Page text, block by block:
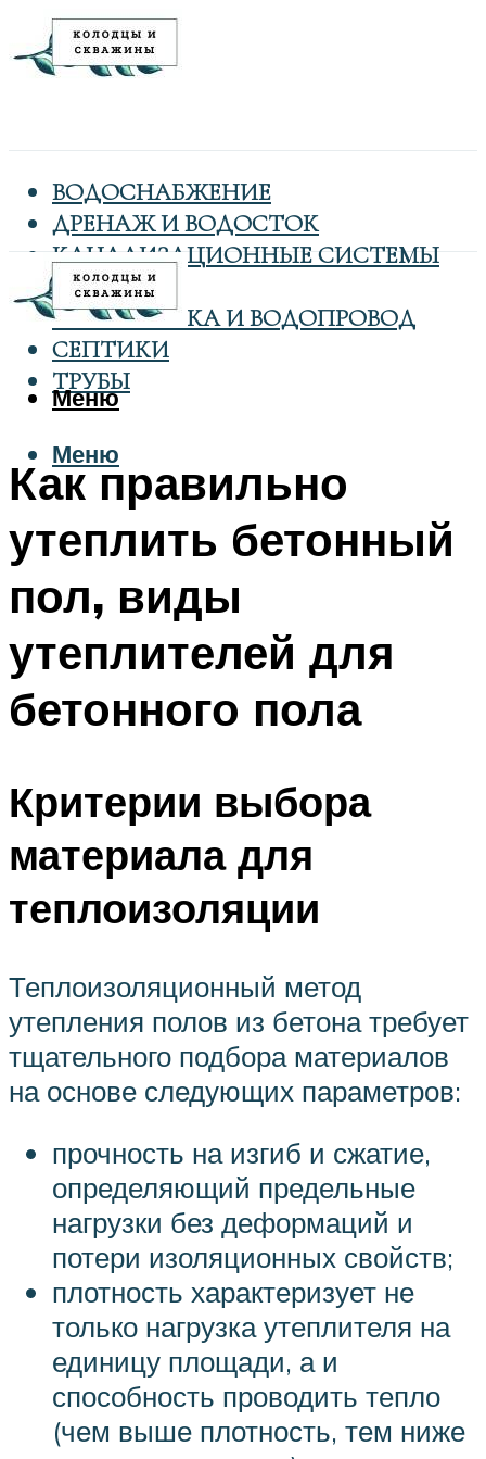
ВОДОСНАБЖЕНИЕ
ДРЕНАЖ И ВОДОСТОК
КАНАЛИЗАЦИОННЫЕ СИСТЕМЫ
КОЛОДЦЫ
САНТЕХНИКА И ВОДОПРОВОД
СЕПТИКИ
ТРУБЫ
Меню
Меню
Как правильно
утеплить бетонный
пол, виды
утеплителей для
бетонного пола
Критерии выбора
материала для
теплоизоляции
Теплоизоляционный метод
утепления полов из бетона требует
тщательного подбора материалов
на основе следующих параметров:
прочность на изгиб и сжатие,
определяющий предельные
нагрузки без деформаций и
потери изоляционных свойств;
плотность характеризует не
только нагрузка утеплителя на
единицу площади, а и
способность проводить тепло
(чем выше плотность, тем ниже